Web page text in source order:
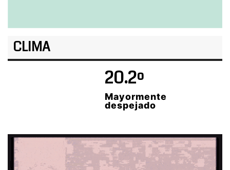
CLIMA
20.2º
Mayormente
despejado